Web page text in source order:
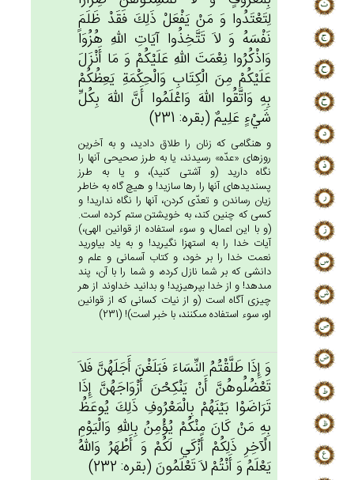
لِتَعْتَدُوا وَ مَنْ‌ يَفْعَل‌ْ ذَلِك‌َ فَقَدْ ظَلَم‌َ
نَفْسَه‌ُ وَ لاَ تَتَّخِذُوا آيَات‌ِ الله‌ِ هُزُوَاً
وَاذْكُرُوا نِعْمَت‌َ الله‌ِ عَلَيْكُم‌ْ وَ مَا أَنْزَل‌َ
عَلَيْكُمْ‌ مِن‌َ الْكِتَاب‌ِ وَالْحِكْمَة‌ِ يَعِظُكُمْ‌
بِه‌ِ وَاتَّقُوا الله‌َ وَاعْلَمُوا أَن‌َّ الله‌َ بِكُل‌ِّ
شَي‌ْءٍ عَلِيم‌ٌ (بقره: 231)
و هنگامى كه زنان را طلاق داديد، و به آخرين
روزهاى «عدّه» رسيدند، يا به طرز صحيحى آنها را
نگاه داريد (و آشتى كنيد)، و يا به طرز
پسنديده‏اى آنها را رها سازيد! و هيچ گاه به خاطر
زيان رساندن و تعدّى كردن، آنها را نگاه نداريد! و
كسى كه چنين كند، به خويشتن ستم كرده است.
(و با اين اعمال، و سوء استفاده از قوانين الهى،)
آيات خدا را به استهزا نگيريد! و به ياد بياوريد
نعمت خدا را بر خود، و كتاب آسمانى و علم و
دانشى كه بر شما نازل كرده، و شما را با آن، پند
مى‏دهد! و از خدا بپرهيزيد! و بدانيد خداوند از هر
چيزى آگاه است (و از نيات كسانى كه از قوانين
او، سوء استفاده مى‏كنند، با خبر است)! (231)
وَ إِذَا طَلَّقْتُم‌ُ النِّسَاءَ فَبَلَغْن‌َ أَجَلَهُن‌َّ فَلاَ
تَعْضُلُوهُن‌َّ أَنْ‌ يَنْكِحْن‌َ أَزْوَاجَهُن‌َّ إِذَا
تَرَاضَوْا بَيْنَهُم‌ْ بِالْمَعْرُوف‌ِ ذَلِك‌َ يُوعَظ‌ُ
بِه‌ِ مَن‌ْ كَان‌َ مِنْكُم‌ْ يُؤْمِن‌ُ بِالله‌ِ وَالْيَوْم‌ِ
الْآخِرِ ذَلِكُم‌ْ أَزْكَي‌ لَكُم‌ْ وَ أَطْهَرُ وَالله‌ُ
يَعْلَم‌ُ وَ أَنْتُم‌ْ لاَ تَعْلَمُون‌َ (بقره: 232)